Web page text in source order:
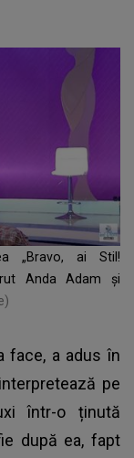
„Bravo, ai Stil!
Anda Adam și
face, a adus în
pe
într-o ținută
după ea, fapt